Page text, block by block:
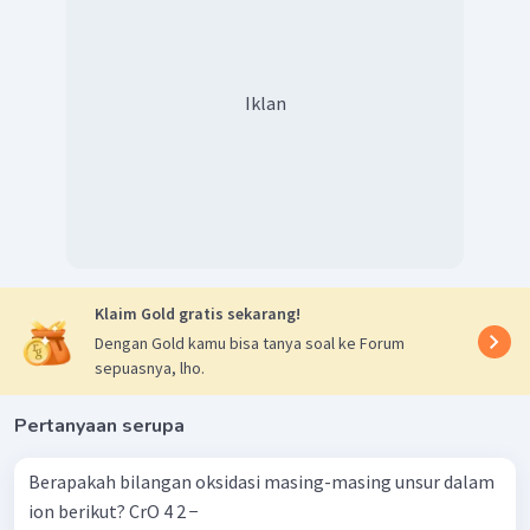
Iklan
Klaim Gold gratis sekarang!
Dengan Gold kamu bisa tanya soal ke Forum
sepuasnya, lho.
Pertanyaan serupa
Berapakah bilangan oksidasi masing-masing unsur dalam
ion berikut? CrO 4 2 − ​